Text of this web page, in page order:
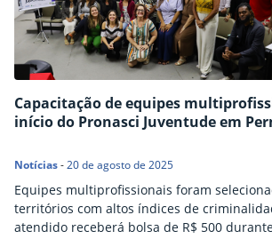
Capacitação de equipes
início do Pronasci Juventude em
Notícias-20 de agosto de 2025
Equipes multiprofissionais foram
territórios com altos índices de
atendido receberá bolsa de R$ 500